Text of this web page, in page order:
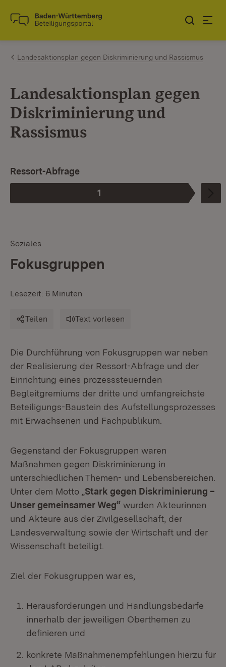
Zum Inhalt springen
Link zur Startseite
Landesaktionsplan gegen Diskriminierung und Rassismus
Landesaktionsplan gegen
Diskriminierung und
Rassismus
Phase
1
:
Ressort-Abfrage
Soziales
Fokusgruppen
Lesezeit: 6 Minuten
Teilen Text vorlesen
Die Durchführung von Fokusgruppen war neben
der Realisierung der Ressort-Abfrage und der
Einrichtung eines prozesssteuernden
Begleitgremiums der dritte und umfangreichste
Beteiligungs-Baustein des Aufstellungsprozesses
mit Erwachsenen und Fachpublikum.
Gegenstand der Fokusgruppen waren
Maßnahmen gegen Diskriminierung in
unterschiedlichen Themen- und Lebensbereichen.
Unter dem Motto „ Stark gegen Diskriminierung –
Unser gemeinsamer Weg“ wurden Akteurinnen
und Akteure aus der Zivilgesellschaft, der
Landesverwaltung sowie der Wirtschaft und der
Wissenschaft beteiligt.
Ziel der Fokusgruppen war es,
Herausforderungen und Handlungsbedarfe
innerhalb der jeweiligen Oberthemen zu
definieren und
konkrete Maßnahmenempfehlungen hierzu für